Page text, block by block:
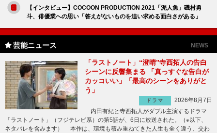
【インタビュー】COCOON PRODUCTION 2021「泥人魚」磯村勇
斗、俳優業への思い「答えがないものを追い求める面白さがある」
芸能ニュース NEWS
「ラストノート」“澄晴”寺西拓人の告白
シーンに反響集まる 「真っすぐな告白が
カッコいい」「最高のシーンをありがと
う」
ドラマ
2026年8月7日
内田有紀と寺西拓人がダブル主演するドラマ
「ラストノート」（フジテレビ系）の第5話が、6日に放送された。（※以下、
ネタバレを含みます） 本作は、環境も積み重ねてきた人生も全く違う、交わ